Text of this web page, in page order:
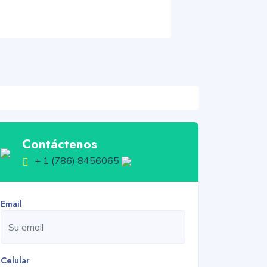
Contáctenos
+ 1 (786) 8456065
Email
Celular